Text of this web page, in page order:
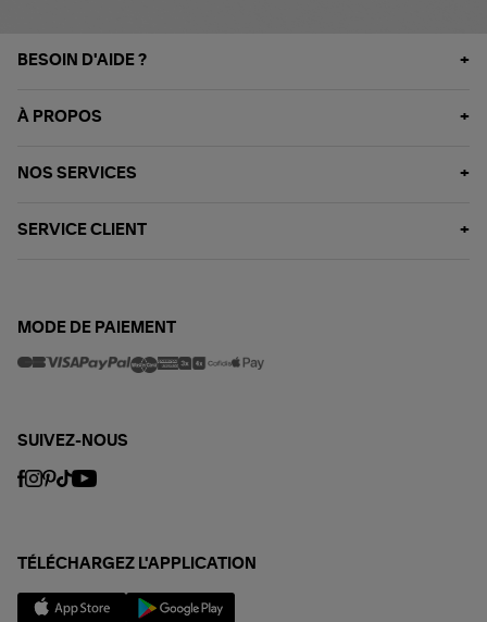
BESOIN D'AIDE ?
À PROPOS
NOS SERVICES
SERVICE CLIENT
MODE DE PAIEMENT
SUIVEZ-NOUS
TÉLÉCHARGEZ L'APPLICATION